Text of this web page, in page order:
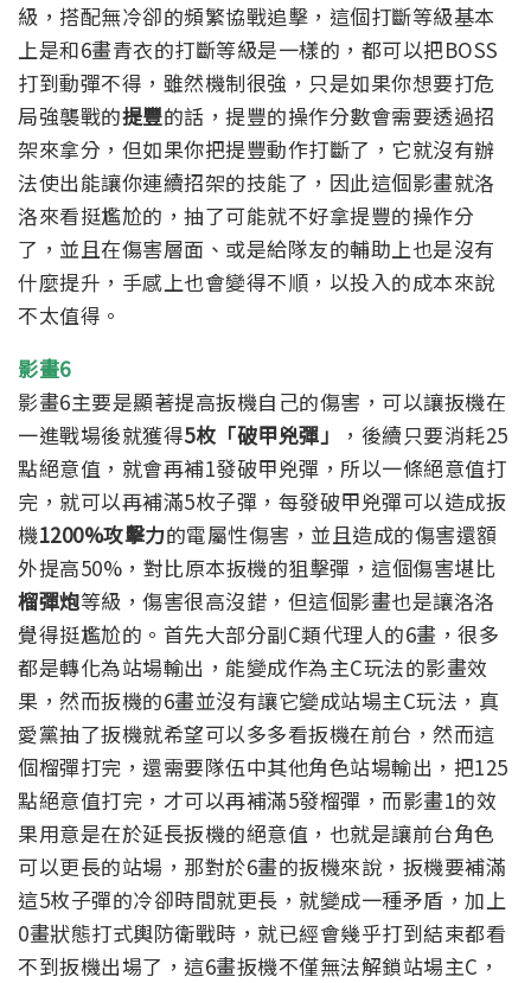
級，搭配無冷卻的頻繁協戰追擊，這個打斷等級基本
上是和6畫青衣的打斷等級是一樣的，都可以把BOSS
打到動彈不得，雖然機制很強，只是如果你想要打危
局強襲戰的提豐的話，提豐的操作分數會需要透過招
架來拿分，但如果你把提豐動作打斷了，它就沒有辦
法使出能讓你連續招架的技能了，因此這個影畫就洛
洛來看挺尷尬的，抽了可能就不好拿提豐的操作分
了，並且在傷害層面、或是給隊友的輔助上也是沒有
什麼提升，手感上也會變得不順，以投入的成本來說
不太值得。
影畫6
影畫6主要是顯著提高扳機自己的傷害，可以讓扳機在
一進戰場後就獲得5枚「破甲兇彈」
，後續只要消耗25
點絕意值，就會再補1發破甲兇彈，所以一條絕意值打
完，就可以再補滿5枚子彈，每發破甲兇彈可以造成扳
機1200%攻擊力的電屬性傷害，並且造成的傷害還額
外提高50%，對比原本扳機的狙擊彈，這個傷害堪比
榴彈炮等級，傷害很高沒錯，但這個影畫也是讓洛洛
覺得挺尷尬的。首先大部分副C類代理人的6畫，很多
都是轉化為站場輸出，能變成作為主C玩法的影畫效
果，然而扳機的6畫並沒有讓它變成站場主C玩法，真
愛黨抽了扳機就希望可以多多看扳機在前台，然而這
個榴彈打完，還需要隊伍中其他角色站場輸出，把125
點絕意值打完，才可以再補滿5發榴彈，而影畫1的效
果用意是在於延長扳機的絕意值，也就是讓前台角色
可以更長的站場，那對於6畫的扳機來說，扳機要補滿
這5枚子彈的冷卻時間就更長，就變成一種矛盾，加上
0畫狀態打式輿防衛戰時，就已經會幾乎打到結束都看
不到扳機出場了，這6畫扳機不僅無法解鎖站場主C，